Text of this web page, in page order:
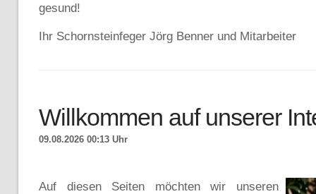
gesund!
Ihr Schornsteinfeger Jörg Benner und Mitarbeiter
Willkommen auf unserer
09.08.2026 00:13 Uhr
Auf diesen Seiten möchten wir unseren